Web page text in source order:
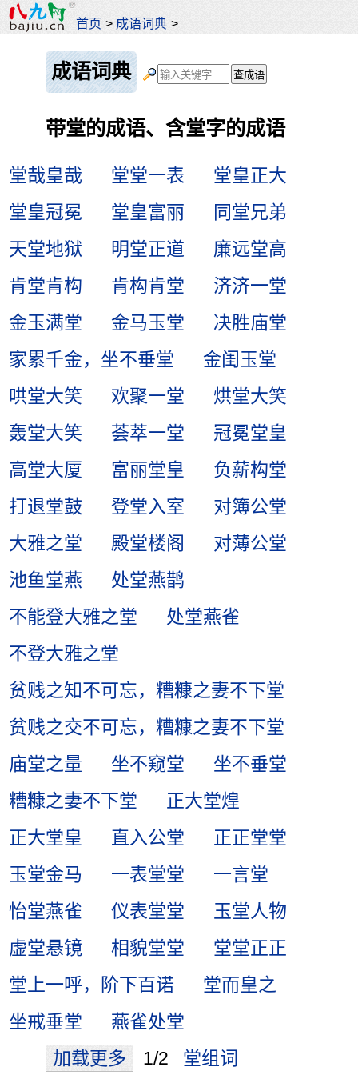
首页 > 成语词典 >
成语词典
带堂的成语、含堂字的成语
堂哉皇哉 堂堂一表
堂皇正大
堂皇冠冕
堂皇富丽
同堂兄弟
天堂地狱
明堂正道
廉远堂高
肯堂肯构
肯构肯堂
济济一堂
金玉满堂
金马玉堂
决胜庙堂
家累千金，坐不垂堂
金闺玉堂
哄堂大笑
欢聚一堂
烘堂大笑
轰堂大笑
荟萃一堂
冠冕堂皇
高堂大厦
富丽堂皇
负薪构堂
打退堂鼓
登堂入室
对簿公堂
大雅之堂
殿堂楼阁
对薄公堂
池鱼堂燕
处堂燕鹊
不能登大雅之堂
处堂燕雀
不登大雅之堂
贫贱之知不可忘，糟糠之妻不下堂
贫贱之交不可忘，糟糠之妻不下堂
庙堂之量
坐不窥堂
坐不垂堂
糟糠之妻不下堂
正大堂煌
正大堂皇
直入公堂
正正堂堂
玉堂金马
一表堂堂
一言堂
怡堂燕雀
仪表堂堂
玉堂人物
虚堂悬镜
相貌堂堂
堂堂正正
堂上一呼，阶下百诺
堂而皇之
坐戒垂堂
燕雀处堂
加载更多
1/2 堂组词